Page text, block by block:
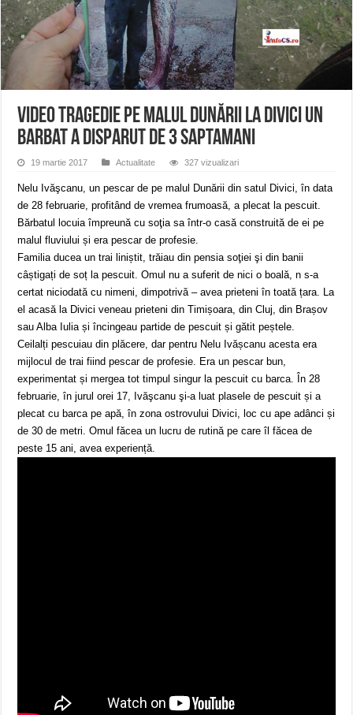
ANUNŢ OPRIRE APĂ în CARANSEBEȘ avarie
ANUNȚ OPRIRE APĂ în Reșița, cartier Țerova – avarie – 04.08.2026
VIDEO Tragedie pe malul Dunării la Divici Un
barbat a disparut de 3 saptamani
19 martie 2017 Actualitate 327 vizualizari
Nelu Ivăşcanu, un pescar de pe malul Dunării din satul Divici, în data
de 28 februarie, profitând de vremea frumoasă, a plecat la pescuit.
Bărbatul locuia împreună cu soţia sa într-o casă construită de ei pe
malul fluviului și era pescar de profesie.
Familia ducea un trai liniștit, trăiau din pensia soţiei şi din banii
câștigați de soț la pescuit. Omul nu a suferit de nici o boală, n s-a
certat niciodată cu nimeni, dimpotrivă – avea prieteni în toată țara. La
el acasă la Divici veneau prieteni din Timișoara, din Cluj, din Brașov
sau Alba Iulia și încingeau partide de pescuit și gătit peștele.
Ceilalți pescuiau din plăcere, dar pentru Nelu Ivășcanu acesta era
mijlocul de trai fiind pescar de profesie. Era un pescar bun,
experimentat și mergea tot timpul singur la pescuit cu barca. În 28
februarie, în jurul orei 17, Ivăşcanu şi-a luat plasele de pescuit și a
plecat cu barca pe apă, în zona ostrovului Divici, loc cu ape adânci și
de 30 de metri. Omul făcea un lucru de rutină pe care îl făcea de
peste 15 ani, avea experiență.